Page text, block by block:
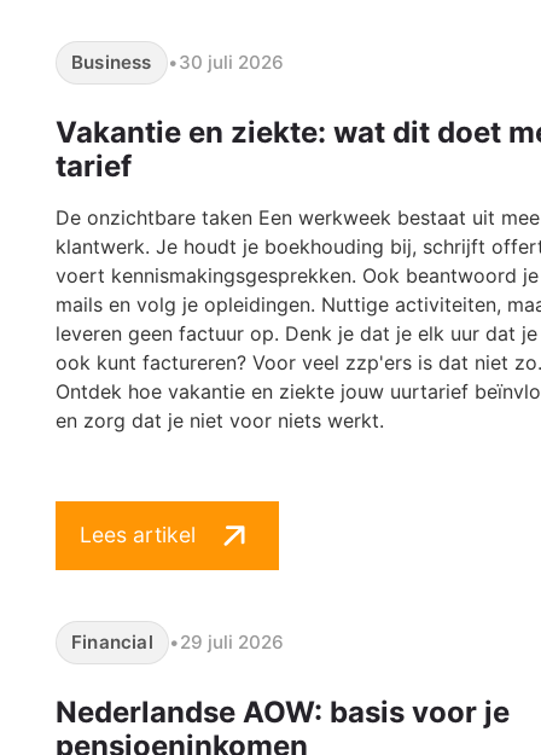
Business •30 juli 2026
Vakantie en ziekte: wat dit doet
tarief
De onzichtbare taken Een werkweek bestaat uit
klantwerk. Je houdt je boekhouding bij, schrijft
voert kennismakingsgesprekken. Ook beantwoord
mails en volg je opleidingen. Nuttige activiteiten,
leveren geen factuur op. Denk je dat je elk uur dat
ook kunt factureren? Voor veel zzp'ers is dat niet zo.
Ontdek hoe vakantie en ziekte jouw uurtarief
en zorg dat je niet voor niets werkt.
Lees artikel
Financial •29 juli 2026
Nederlandse AOW: basis voor je
pensioeninkomen